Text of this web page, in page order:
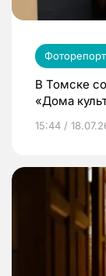
В Томске
«Дома
15:44 /